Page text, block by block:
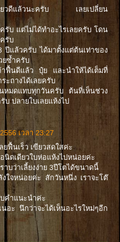
ขียวดีแล้วนะครับ เลยเปลี่ยน
รับ แต่ไม่ได้ทำอะไรเลยครับ โดน
รับ
ปีแล้วครับ ได้มาตั้งแต่ต้นเท่าของ
ยซ้ำครับ
าฟื้นดีแล้ว ปุ๋ย และนำให้ได้เต็มที่
ะถางได้เลยครับ
หมดแทบทุกวันครับ ต้นที่เห็นช่วง
บ ปลายใบเลยแห้งไป
เวลา 23:27
ยฟื้นเร็ว เขียวสดใสค่ะ
นิดเดียวใบห่อแห้งไปหน่อยค่ะ
าบว่าเลี้ยงง่าย 3ปีโตได้ขนาดนี้
ใจหน่อยค่ะ สักวันหนึ่ง เราจะโต๊
คำแนะนำค่ะ
อะ นึกว่าจะได้เห็นอะไรใหม่ๆอีก